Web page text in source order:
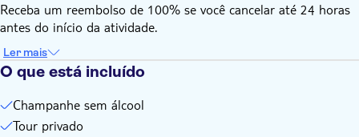
Passageiros que não chegarem e fizerem o check-in pelo
menos 20 minutos antes do horário de partida programado
poderão ter a duração do passeio reduzida ou ser
considerados "no show", sem direito a reembolso.
estar presente no momento do voo com documento de
identificação
Receba um reembolso de 100% se você cancelar até 24 horas
antes do início da atividade.
Ler mais
O que está incluído
Champanhe sem álcool
Tour privado